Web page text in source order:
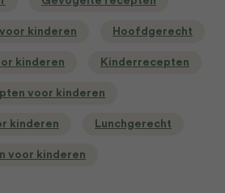
kinderen Hoofdgerecht
kinderen Kinderrecepten
voor kinderen
kinderen Lunchgerecht
voor kinderen